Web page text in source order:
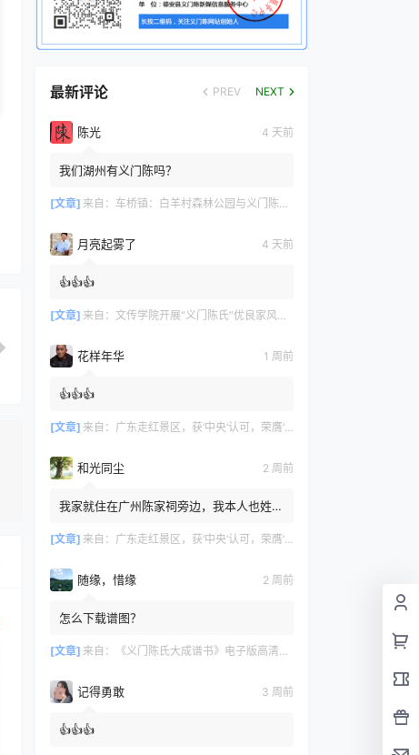
最新评论 PREV NEXT
陈光 4 天前
我们湖州有义门陈吗？
[文章] 来自： 车桥镇：白羊村森林公园与义门陈文化产业园共绘文旅新篇章
月亮起雾了 4 天前
👍👍👍
[文章] 来自： 文传学院开展“义门陈氏”优良家风研学活动
花样年华 1 周前
👍👍👍
[文章] 来自： 广东走红景区，获‘中央’认可，荣膺‘广州文化名片
和光同尘 2 周前
我家就住在广州陈家祠旁边，我本人也姓
道自己是否也来自义门陈氏。
[文章] 来自： 广东走红景区，获‘中央’认可，荣膺‘广州文化名片
随缘，惜缘 2 周前
怎么下载谱图？
[文章] 来自： 《义门陈氏大成谱书》电子版高清全册｜家谱PDF下载+免费在线阅读｜官方正版无水印
记得勇敢 3 周前
👍👍👍